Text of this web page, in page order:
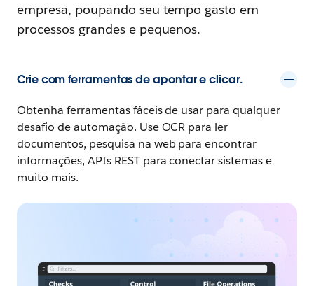
empresa, poupando seu tempo gasto em
processos grandes e pequenos.
Crie com ferramentas de apontar e clicar.
Obtenha ferramentas fáceis de usar para qualquer
desafio de automação. Use OCR para ler
documentos, pesquisa na web para encontrar
informações, APIs REST para conectar sistemas e
muito mais.